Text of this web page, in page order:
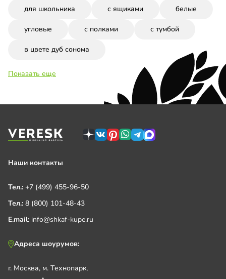
для школьника с ящиками белые
угловые с полками с тумбой
в цвете дуб сонома
Показать еще
Наши контакты
Тел.: +7 (499) 455-96-50
Тел.: 8 (800) 101-48-43
E.mail: info@shkaf-kupe.ru
Адреса шоурумов:
г. Москва, м. Технопарк,